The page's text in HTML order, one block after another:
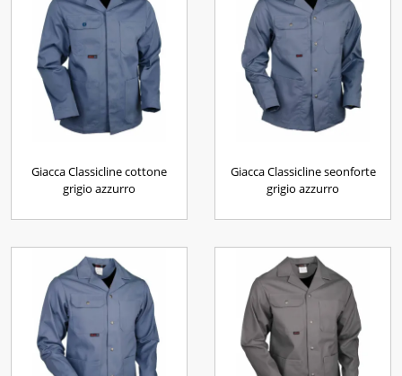
Giacca Classicline cottone
grigio azzurro
Giacca Classicline seonforte
grigio azzurro